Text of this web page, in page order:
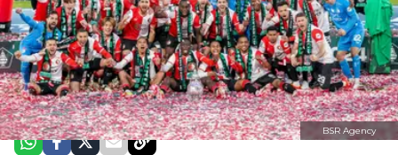
BSR Agency